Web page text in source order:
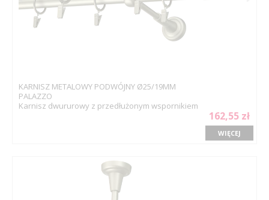
KARNISZ METALOWY PODWÓJNY Ø25/19MM
PALAZZO
Karnisz dwururowy z przedłużonym wspornikiem
162,55 zł
WIĘCEJ